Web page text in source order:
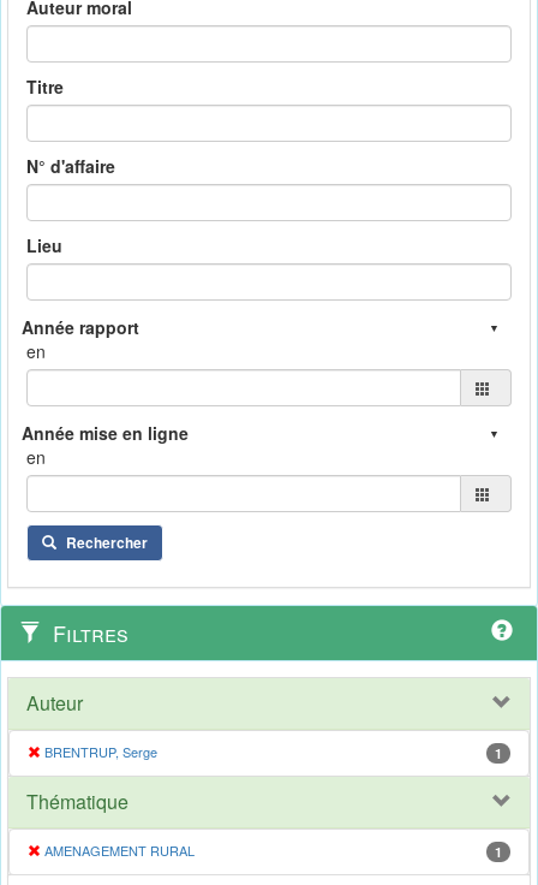
Auteur moral
Titre
N° d'affaire
Lieu
en
en
Rechercher
Filtres
Auteur
BRENTRUP, Serge 1
Thématique
AMENAGEMENT RURAL 1